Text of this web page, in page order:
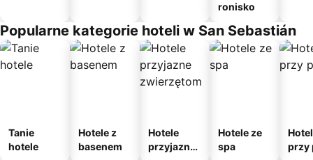
ronisko
Popularne kategorie hoteli w San Sebastián
Tanie
hotele
Hotele z
basenem
Hotele
przyjazne
Hotele ze
spa
przy